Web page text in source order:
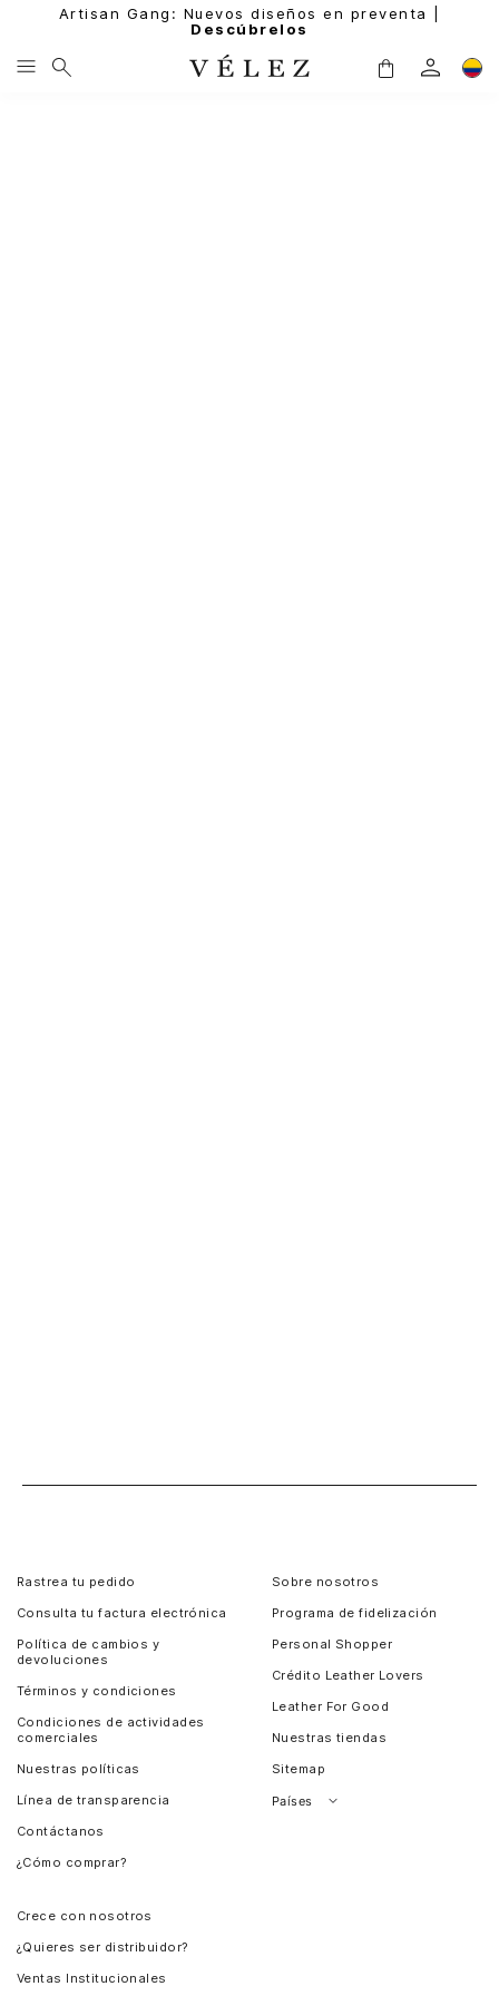
Artisan Gang: Nuevos diseños en preventa |
Descúbrelos
Rastrea tu pedido
Consulta tu factura electrónica
Política de cambios y
devoluciones
Términos y condiciones
Condiciones de actividades
comerciales
Nuestras políticas
Línea de transparencia
Contáctanos
¿Cómo comprar?
Sobre nosotros
Programa de fidelización
Personal Shopper
Crédito Leather Lovers
Leather For Good
Nuestras tiendas
Sitemap
Países
Crece con nosotros
¿Quieres ser distribuidor?
Ventas Institucionales